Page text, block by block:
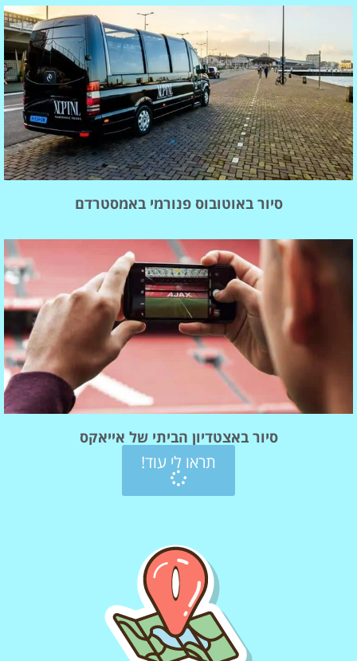
סיור באוטובוס פנורמי באמסטרדם
סיור באצטדיון הביתי של אייאקס
תראו לי עוד!